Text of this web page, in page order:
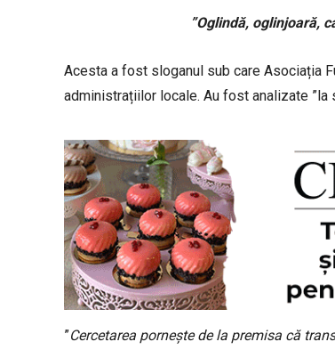
”Oglindă, oglinjoară,
Acesta a fost sloganul sub care Asociația
administrațiilor locale. Au fost analizate
”Cercetarea pornește de la premisa că